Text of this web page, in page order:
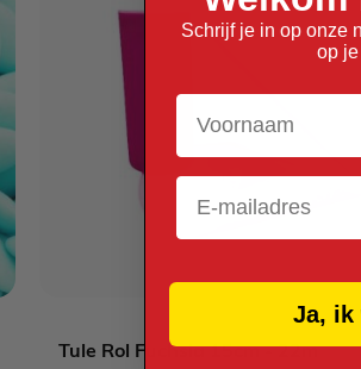
Tule Rol Fuchsia 15cm - 22m
Schrijf je in op onze
op
Voornaam
Email
Ja, ik